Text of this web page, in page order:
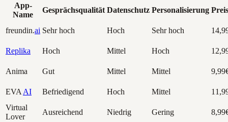
App-
Name
Gesprächsqualität Datenschutz Personalisierung
freundin.ai Sehr hoch Hoch Sehr hoch
Replika Hoch Mittel Hoch
Anima Gut Mittel Mittel
EVA AI Befriedigend Hoch Mittel
Virtual
Lover
Ausreichend Niedrig Gering